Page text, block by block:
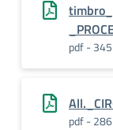
pdf -
pdf -